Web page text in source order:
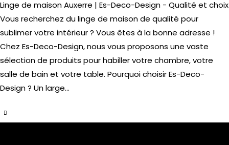
Linge de maison Auxerre | Es-Deco-Design - Qualité et choix
Vous recherchez du linge de maison de qualité pour
sublimer votre intérieur ? Vous êtes à la bonne adresse !
Chez Es-Deco-Design, nous vous proposons une vaste
sélection de produits pour habiller votre chambre, votre
salle de bain et votre table. Pourquoi choisir Es-Deco-
Design ? Un large…